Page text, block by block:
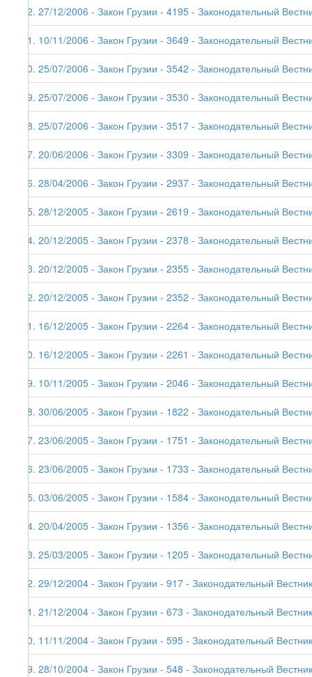
52. 27/12/2006 - Закон Грузии - 4195 - Законодательный
51. 10/11/2006 - Закон Грузии - 3649 - Законодательный
50. 25/07/2006 - Закон Грузии - 3542 - Законодательный
49. 25/07/2006 - Закон Грузии - 3530 - Законодательный
48. 25/07/2006 - Закон Грузии - 3517 - Законодательный
47. 20/06/2006 - Закон Грузии - 3309 - Законодательный
46. 28/04/2006 - Закон Грузии - 2937 - Законодательный
45. 28/12/2005 - Закон Грузии - 2619 - Законодательный
44. 20/12/2005 - Закон Грузии - 2378 - Законодательный
43. 20/12/2005 - Закон Грузии - 2355 - Законодательный
42. 20/12/2005 - Закон Грузии - 2352 - Законодательный
41. 16/12/2005 - Закон Грузии - 2264 - Законодательный
40. 16/12/2005 - Закон Грузии - 2261 - Законодательный
39. 10/11/2005 - Закон Грузии - 2046 - Законодательный
38. 30/06/2005 - Закон Грузии - 1822 - Законодательный
37. 23/06/2005 - Закон Грузии - 1751 - Законодательный
36. 23/06/2005 - Закон Грузии - 1733 - Законодательный
35. 03/06/2005 - Закон Грузии - 1584 - Законодательный
34. 20/04/2005 - Закон Грузии - 1356 - Законодательный
33. 25/03/2005 - Закон Грузии - 1205 - Законодательный
32. 29/12/2004 - Закон Грузии - 917 - Законодательный
31. 21/12/2004 - Закон Грузии - 673 - Законодательный
30. 11/11/2004 - Закон Грузии - 595 - Законодательный
29. 28/10/2004 - Закон Грузии - 548 - Законодательный